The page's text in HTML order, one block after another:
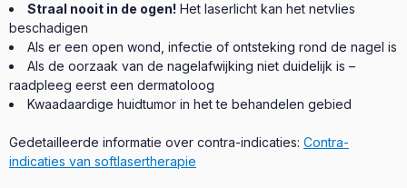
Straal nooit in de ogen! Het laserlicht kan het netvlies
beschadigen
Als er een open wond, infectie of ontsteking rond de nagel is
Als de oorzaak van de nagelafwijking niet duidelijk is –
raadpleeg eerst een dermatoloog
Kwaadaardige huidtumor in het te behandelen gebied
Gedetailleerde informatie over contra-indicaties: Contra-
indicaties van softlasertherapie